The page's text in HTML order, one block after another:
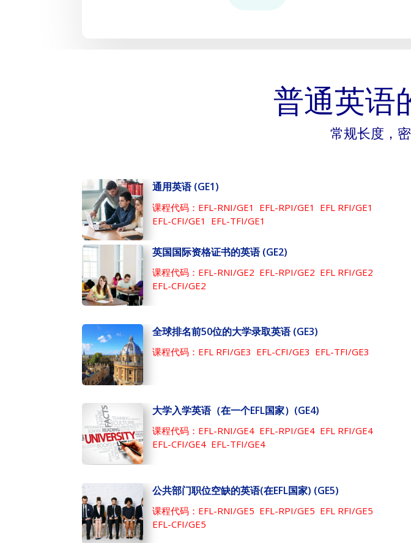
普通英语
常规长度，
通用英语 (GE1)
课程代码：EFL-RNI/GE1 EFL-RPI/GE1 EFL RFI/GE1
EFL-CFI/GE1 EFL-TFI/GE1
英国国际资格证书的英语 (GE2)
课程代码：EFL-RNI/GE2 EFL-RPI/GE2 EFL RFI/GE2
EFL-CFI/GE2
全球排名前50位的大学录取英语 (GE3)
课程代码：EFL RFI/GE3 EFL-CFI/GE3 EFL-TFI/GE3
大学入学英语（在一个EFL国家）(GE4)
课程代码：EFL-RNI/GE4 EFL-RPI/GE4 EFL RFI/GE4
EFL-CFI/GE4 EFL-TFI/GE4
公共部门职位空缺的英语(在EFL国家) (GE5)
课程代码：EFL-RNI/GE5 EFL-RPI/GE5 EFL RFI/GE5
EFL-CFI/GE5